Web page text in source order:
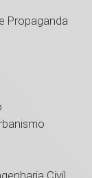
Propaganda